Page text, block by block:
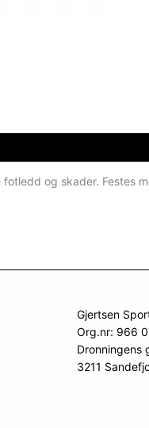
og skader. Festes
Gjertsen
Org.nr: 966
Dronningens
3211